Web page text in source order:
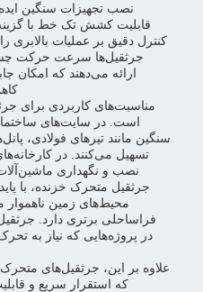
نصب تجهیزات سنگین
قابلیت کشش تک خط با
کنترل دقیق بر عملیات بالابری
ارائه می‌دهند که امکان
مناسبت‌های کاربردی برای
است. در سایت‌های
سنگین مانند تیرهای فولادی،
تسهیل می‌کنند. در
نصب و نگهداری
جرثقیل متحرک خزنده، با
محیط‌های زمین ناهموار
فراساحلی برتری دارد.
در پروژه‌هایی که نیاز به
علاوه بر این، جرثقیل‌های
که استقرار سریع و